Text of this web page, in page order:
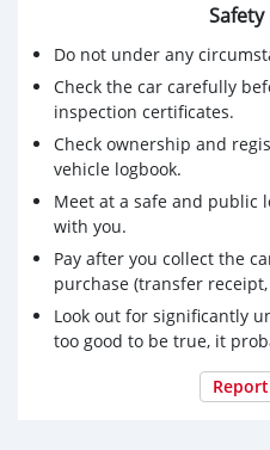
เครดิตดีจัดได้เต็ม ฟรีดาวน์⭐️
ผ่อน 48 เดือน เดือนละ 13,453
ผ่อน 60 เดือน เดือนละ 11,290
ผ่อน 72 เดือน เดือนละ 10,072
ผ่อน 84 เดือน เดือนละ 9,265
ดูรถได้ที่ ถ.กาญจนาภิเษก กท
เพิ่มเติม
☎️+🆔 0955593831
#Honda #CRV #CrvES
Voir moins
Do not under any
Check the car carefully
inspection certificates.
Check ownership and
vehicle logbook.
Meet at a safe and public
with you.
Pay after you collect the
purchase (transfer
Look out for significantly
too good to be true, it